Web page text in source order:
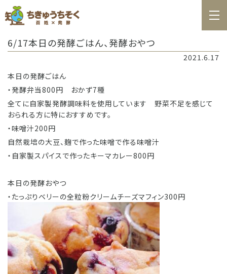
百姓日記
お知らせ
お問合せ
商品の購入
6/17本日の発酵ごはん、発酵おやつ
2021.6.17
本日の発酵ごはん
・発酵弁当800円 おかず7種
全てに自家製発酵調味料を使用しています 野菜不足を感じて
おられる方に特におすすめです。
・味噌汁200円
自然栽培の大豆、麹で作った味噌で作る味噌汁
・自家製スパイスで作ったキーマカレー800円
本日の発酵おやつ
・たっぷりベリーの全粒粉クリームチーズマフィン300円